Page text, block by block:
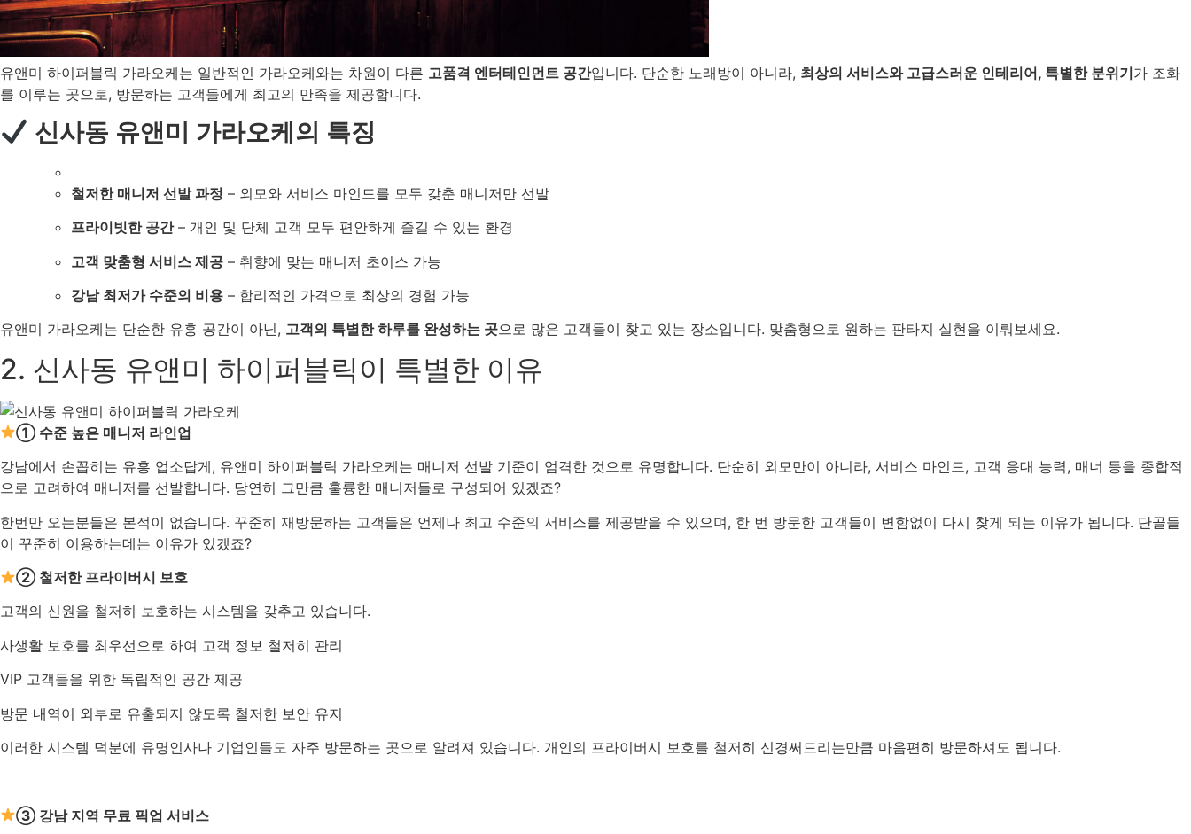
유앤미 하이퍼블릭 가라오케는 일반적인 가라오케와는 차원이 다른 고품격 엔터테인먼트 공간입니다. 단순한 노래방이 아니라, 최상의 서비스와 고급스러운 인테리어, 특별한 분위기가 조화
를 이루는 곳으로, 방문하는 고객들에게 최고의 만족을 제공합니다.
신사동 유앤미 가라오케의 특징
철저한 매니저 선발 과정 – 외모와 서비스 마인드를 모두 갖춘 매니저만 선발
프라이빗한 공간– 개인 및 단체 고객 모두 편안하게 즐길 수 있는 환경
고객 맞춤형 서비스 제공 – 취향에 맞는 매니저 초이스 가능
강남 최저가 수준의 비용 – 합리적인 가격으로 최상의 경험 가능
유앤미 가라오케는 단순한 유흥 공간이 아닌, 고객의 특별한 하루를 완성하는 곳으로 많은 고객들이 찾고 있는 장소입니다. 맞춤형으로 원하는 판타지 실현을 이뤄보세요.
2. 신사동 유앤미 하이퍼블릭이 특별한 이유
① 수준 높은 매니저 라인업
강남에서 손꼽히는 유흥 업소답게, 유앤미 하이퍼블릭 가라오케는 매니저 선발 기준이 엄격한 것으로 유명합니다. 단순히 외모만이 아니라, 서비스 마인드, 고객 응대 능력, 매너 등을 종합적
으로 고려하여 매니저를 선발합니다. 당연히 그만큼 훌륭한 매니저들로 구성되어 있겠죠?
한번만 오는분들은 본적이 없습니다. 꾸준히 재방문하는 고객들은 언제나 최고 수준의 서비스를 제공받을 수 있으며, 한 번 방문한 고객들이 변함없이 다시 찾게 되는 이유가 됩니다. 단골들
이 꾸준히 이용하는데는 이유가 있겠죠?
② 철저한 프라이버시 보호
고객의 신원을 철저히 보호하는 시스템을 갖추고 있습니다.
사생활 보호를 최우선으로 하여 고객 정보 철저히 관리
VIP 고객들을 위한 독립적인 공간 제공
방문 내역이 외부로 유출되지 않도록 철저한 보안 유지
이러한 시스템 덕분에 유명인사나 기업인들도 자주 방문하는 곳으로 알려져 있습니다. 개인의 프라이버시 보호를 철저히 신경써드리는만큼 마음편히 방문하셔도 됩니다.
③ 강남 지역 무료 픽업 서비스